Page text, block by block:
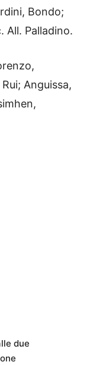
Bondo;
All. Palladino.
Anguissa,
due